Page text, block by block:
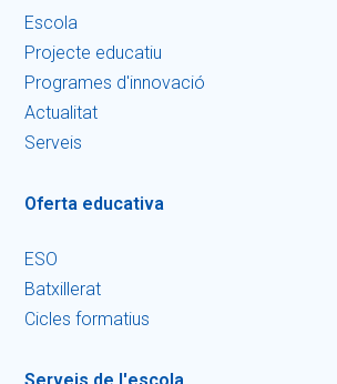
Escola
Projecte educatiu
Programes d'innovació
Actualitat
Serveis
Oferta educativa
ESO
Batxillerat
Cicles formatius
Serveis de l'escola